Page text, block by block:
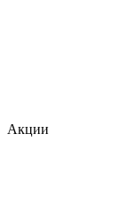
Акции